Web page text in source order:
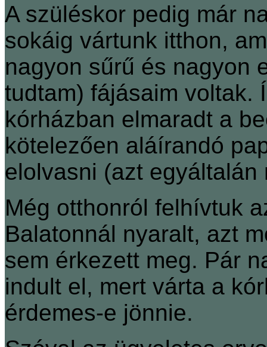
A szüléskor pedig már
sokáig vártunk itthon,
nagyon sűrű és nagyon
tudtam) fájásaim voltak.
kórházban elmaradt a
kötelezően aláírandó
elolvasni (azt
Még otthonról felhívtuk
Balatonnál nyaralt, azt
sem érkezett meg. Pár
indult el, mert várta a
érdemes-e jönnie.